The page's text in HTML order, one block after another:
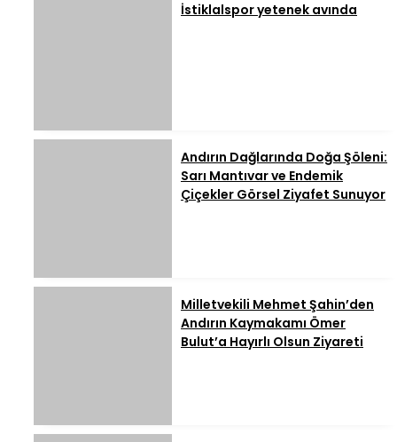
İstiklalspor yetenek avında
Andırın Dağlarında Doğa Şöleni:
Sarı Mantıvar ve Endemik
Çiçekler Görsel Ziyafet Sunuyor
Milletvekili Mehmet Şahin’den
Andırın Kaymakamı Ömer
Bulut’a Hayırlı Olsun Ziyareti